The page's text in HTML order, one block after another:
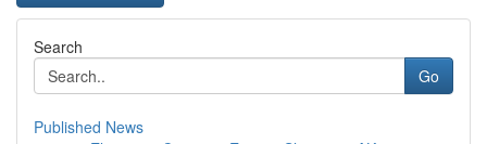
Search
Go
Published News